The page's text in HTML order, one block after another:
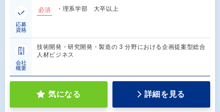
応募
資格
必須 ・理系学部 大卒以上
会社
概要
技術開発・研究開発・製造の 3 分野における企画提案型総合
人材ビジネス
気になる 詳細を見る